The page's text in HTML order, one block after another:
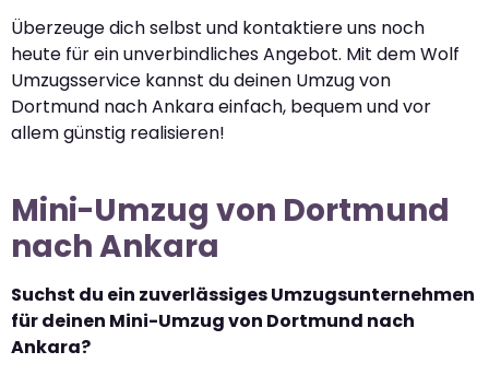
Überzeuge dich selbst und kontaktiere uns noch
heute für ein unverbindliches Angebot. Mit dem Wolf
Umzugsservice kannst du deinen Umzug von
Dortmund nach Ankara einfach, bequem und vor
allem günstig realisieren!
Mini-Umzug von Dortmund
nach Ankara
Suchst du ein zuverlässiges Umzugsunternehmen
für deinen Mini-Umzug von Dortmund nach
Ankara?